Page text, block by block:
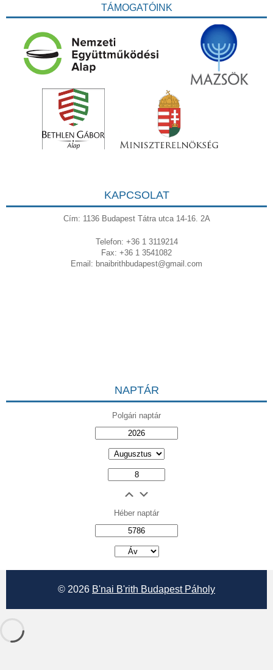
TÁMOGATÓINK
KAPCSOLAT
Cím: 1136 Budapest Tátra utca 14-16. 2A
Telefon: +36 1 3119214
Fax: +36 1 3541082
Email: bnaibrithbudapest@gmail.com
NAPTÁR
Polgári naptár
Héber naptár
© 2026 B'nai B'rith Budapest Páholy